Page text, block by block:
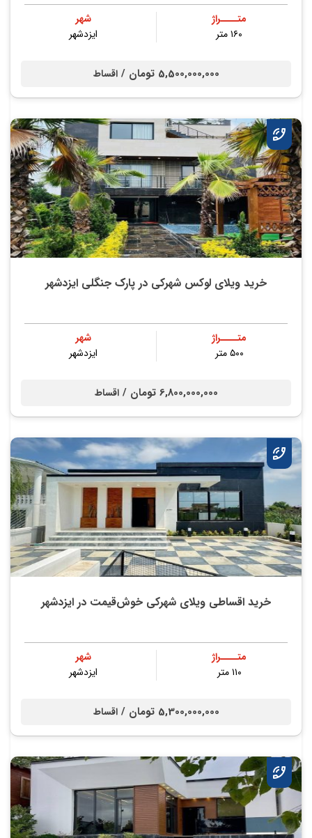
متــــراژ
۱۶۰ متر
شهر
ایزدشهر
5,500,000,000 تومان / اقساط
خرید ویلای لوکس شهرکی در پارک جنگلی ایزدشهر
متــــراژ
۵۰۰ متر
شهر
ایزدشهر
6,800,000,000 تومان / اقساط
خرید اقساطی ویلای شهرکی خوش‌قیمت در ایزدشهر
متــــراژ
۱۱۰ متر
شهر
ایزدشهر
5,300,000,000 تومان / اقساط